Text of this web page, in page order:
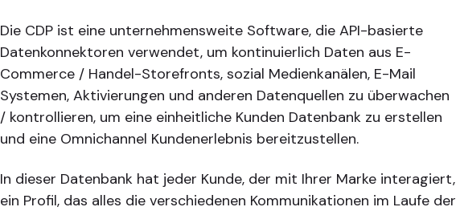
Die CDP ist eine unternehmensweite Software, die API-basierte
Datenkonnektoren verwendet, um kontinuierlich Daten aus E-
Commerce / Handel-Storefronts, sozial Medienkanälen, E-Mail
Systemen, Aktivierungen und anderen Datenquellen zu überwachen
/ kontrollieren, um eine einheitliche Kunden Datenbank zu erstellen
und eine Omnichannel Kundenerlebnis bereitzustellen.
In dieser Datenbank hat jeder Kunde, der mit Ihrer Marke interagiert,
ein Profil, das alles die verschiedenen Kommunikationen im Laufe der